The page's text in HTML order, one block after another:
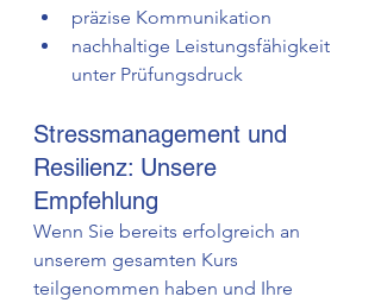
präzise Kommunikation
nachhaltige Leistungsfähigkeit
unter Prüfungsdruck
Stressmanagement und
Resilienz: Unsere
Empfehlung
Wenn Sie bereits erfolgreich an
unserem gesamten Kurs
teilgenommen haben und Ihre